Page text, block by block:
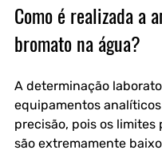
Como é realizada a
bromato na água?
A determinação
equipamentos
precisão, pois os limites
são extremamente